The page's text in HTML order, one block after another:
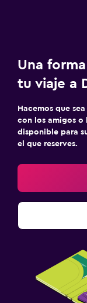
Una
tu viaje a
Hacemos que
con los amigos o
disponible para
el que reserves.